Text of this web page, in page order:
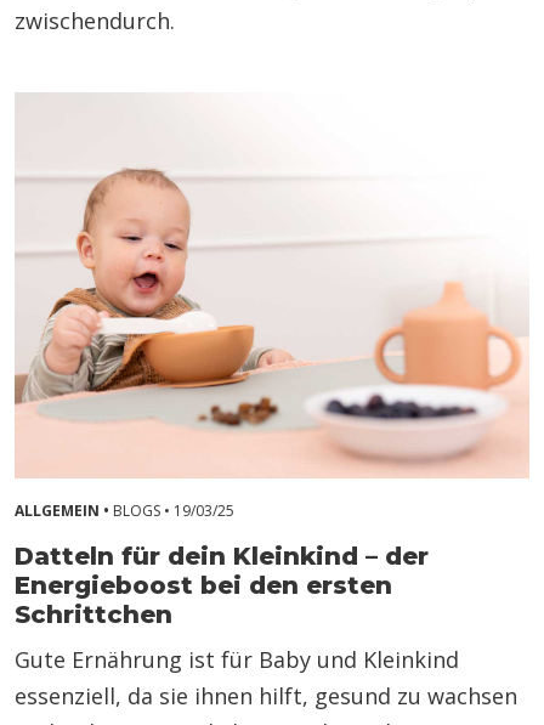
zwischendurch.
ALLGEMEIN • BLOGS • 19/03/25
Datteln für dein Kleinkind – der
Energieboost bei den ersten
Schrittchen
Gute Ernährung ist für Baby und Kleinkind
essenziell, da sie ihnen hilft, gesund zu wachsen